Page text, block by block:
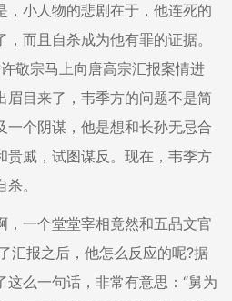
，小人物的悲剧在于，他连死的
而且自杀成为他有罪的证据。
敬宗马上向唐高宗汇报案情进
眉目来了，韦季方的问题不是简
一个阴谋，他是想和长孙无忌合
贵戚，试图谋反。现在，韦季方
。
，一个堂堂宰相竟然和五品文官
汇报之后，他怎么反应的呢?据
这么一句话，非常有意思：“舅为